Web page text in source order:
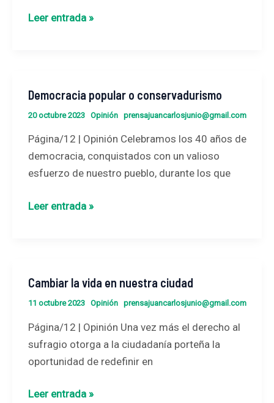
Leer entrada »
Democracia popular o conservadurismo
20 octubre 2023 Opinión prensajuancarlosjunio@gmail.com
Página/12 | Opinión Celebramos los 40 años de
democracia, conquistados con un valioso
esfuerzo de nuestro pueblo, durante los que
Democracia
popular
conservadurismo
Leer entrada »
Cambiar la vida en nuestra ciudad
11 octubre 2023 Opinión prensajuancarlosjunio@gmail.com
Página/12 | Opinión Una vez más el derecho al
sufragio otorga a la ciudadanía porteña la
oportunidad de redefinir en
Cambiar
la
en
nuestra
ciudad
Leer entrada »